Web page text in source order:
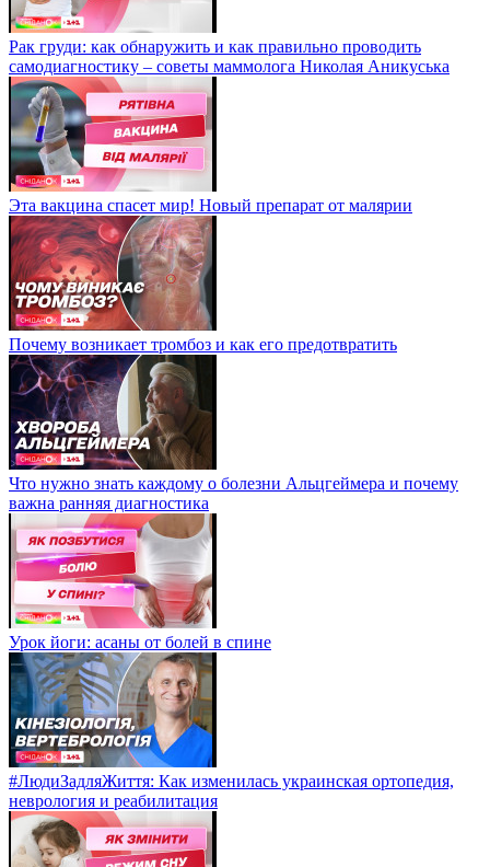
Рак груди: как обнаружить и как правильно проводить
самодиагностику – советы маммолога Николая Аникуська
Эта вакцина спасет мир! Новый препарат от малярии
Почему возникает тромбоз и как его предотвратить
Что нужно знать каждому о болезни Альцгеймера и почему
важна ранняя диагностика
Урок йоги: асаны от болей в спине
#ЛюдиЗадляЖиття: Как изменилась украинская ортопедия,
неврология и реабилитация